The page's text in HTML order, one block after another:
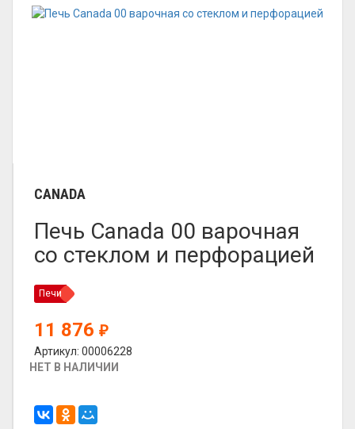
CANADA
Печь Canada 00 варочная
со стеклом и перфорацией
Печи
11 876 ₽
Артикул: 00006228
НЕТ В НАЛИЧИИ